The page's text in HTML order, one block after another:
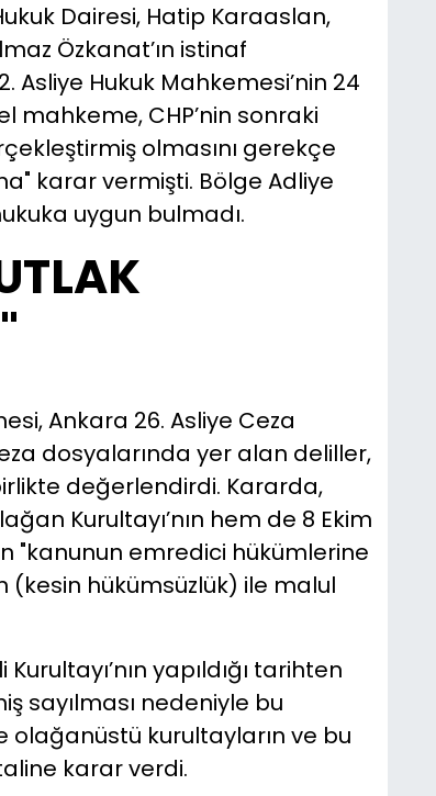
Dairesi, Hatip Karaaslan,
Özkanat’ın istinaf
Asliye Hukuk Mahkemesi’nin 24
mahkeme, CHP’nin sonraki
olmasını gerekçe
karar vermişti. Bölge Adliye
uygun bulmadı.
Ankara 26. Asliye Ceza
dosyalarında yer alan deliller,
değerlendirdi. Kararda,
Kurultayı’nın hem de 8 Ekim
"kanunun emredici hükümlerine
(kesin hükümsüzlük) ile malul
yapıldığı tarihten
sayılması nedeniyle bu
kurultayların ve bu
karar verdi.